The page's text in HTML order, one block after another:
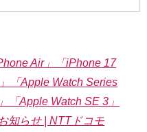
Air」「iPhone 17
「Apple Watch Series
「Apple Watch SE 3」
知らせ | NTTドコモ